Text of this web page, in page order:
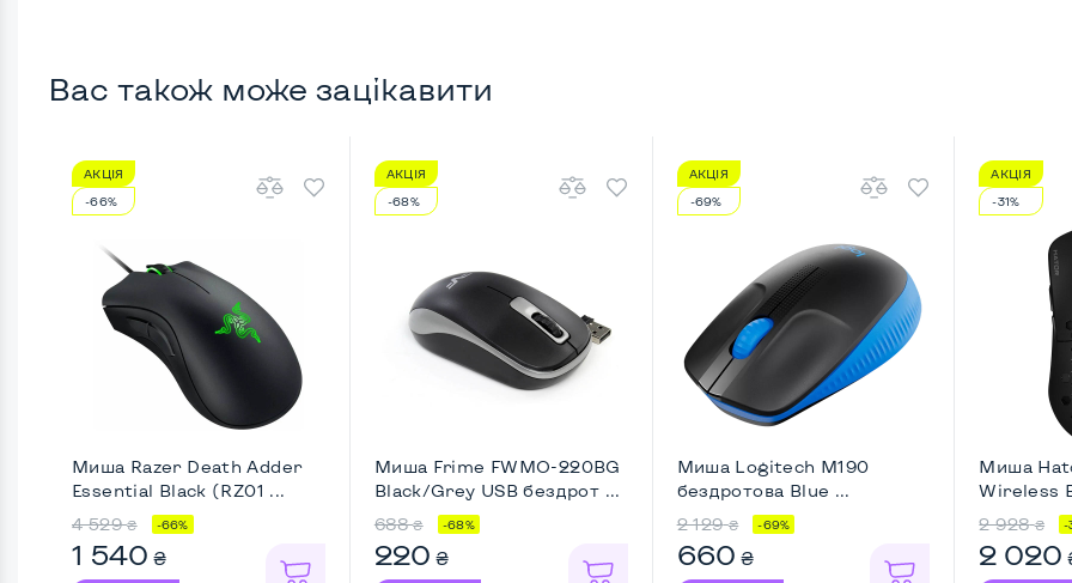
Вас також може зацікавити
АКЦІЯ
-66%
Миша Razer Death Adder
Essential Black (RZ01 ...
4 529 ₴ -66%
1 540 ₴
АКЦІЯ
-68%
Миша Frime FWMO-220BG
Black/Grey USB бездрот ...
688 ₴ -68%
220 ₴
АКЦІЯ
-69%
Миша Logitech M190
бездротова Blue ...
2 129 ₴ -69%
660 ₴
АКЦІЯ
-31%
Миша
Wireless
...
2 928 ₴ -
2 020